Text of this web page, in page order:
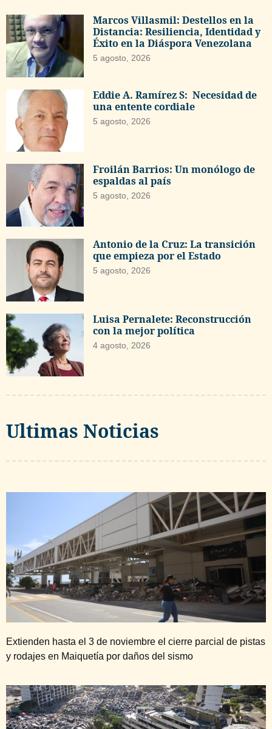
Marcos Villasmil: Destellos en la
Distancia: Resiliencia, Identidad y
Éxito en la Diáspora Venezolana
5 agosto, 2026
Eddie A. Ramírez S: Necesidad de
una entente cordiale
5 agosto, 2026
Froilán Barrios: Un monólogo de
espaldas al país
5 agosto, 2026
Antonio de la Cruz: La transición
que empieza por el Estado
5 agosto, 2026
Luisa Pernalete: Reconstrucción
con la mejor política
4 agosto, 2026
Ultimas Noticias
Extienden hasta el 3 de noviembre el cierre parcial de pistas
y rodajes en Maiquetía por daños del sismo